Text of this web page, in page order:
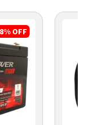
8% OFF